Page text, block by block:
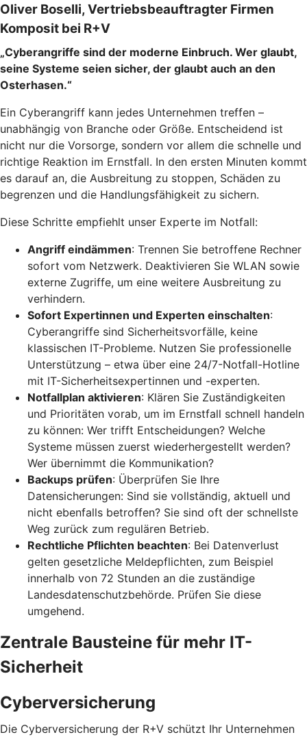
Oliver Boselli, Vertriebsbeauftragter Firmen
Komposit bei R+V
„Cyberangriffe sind der moderne Einbruch. Wer glaubt,
seine Systeme seien sicher, der glaubt auch an den
Osterhasen.“
Ein Cyberangriff kann jedes Unternehmen treffen –
unabhängig von Branche oder Größe. Entscheidend ist
nicht nur die Vorsorge, sondern vor allem die schnelle und
richtige Reaktion im Ernstfall. In den ersten Minuten kommt
es darauf an, die Ausbreitung zu stoppen, Schäden zu
begrenzen und die Handlungsfähigkeit zu sichern.
Diese Schritte empfiehlt unser Experte im Notfall:
Angriff eindämmen: Trennen Sie betroffene Rechner
sofort vom Netzwerk. Deaktivieren Sie WLAN sowie
externe Zugriffe, um eine weitere Ausbreitung zu
verhindern.
Sofort Expertinnen und Experten einschalten:
Cyberangriffe sind Sicherheitsvorfälle, keine
klassischen IT-Probleme. Nutzen Sie professionelle
Unterstützung – etwa über eine 24/7-Notfall-Hotline
mit IT-Sicherheitsexpertinnen und -experten.
Notfallplan aktivieren: Klären Sie Zuständigkeiten
und Prioritäten vorab, um im Ernstfall schnell handeln
zu können: Wer trifft Entscheidungen? Welche
Systeme müssen zuerst wiederhergestellt werden?
Wer übernimmt die Kommunikation?
Backups prüfen: Überprüfen Sie Ihre
Datensicherungen: Sind sie vollständig, aktuell und
nicht ebenfalls betroffen? Sie sind oft der schnellste
Weg zurück zum regulären Betrieb.
Rechtliche Pflichten beachten: Bei Datenverlust
gelten gesetzliche Meldepflichten, zum Beispiel
innerhalb von 72 Stunden an die zuständige
Landesdatenschutzbehörde. Prüfen Sie diese
umgehend.
Zentrale Bausteine für mehr IT-
Sicherheit
Cyberversicherung
Die Cyberversicherung der R+V schützt Ihr Unternehmen